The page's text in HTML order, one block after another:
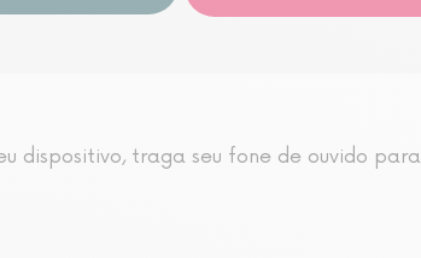
dispositivo, traga seu fone de ouvido para